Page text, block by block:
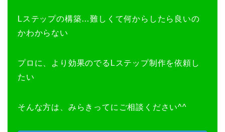
Lステップの構築…難しくて何からしたら良いの
かわからない
プロに、より効果のでるLステップ制作を依頼し
たい
そんな方は、みらきってにご相談ください^^